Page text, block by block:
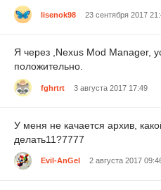
lisenok98 23 сентября 2017
Я через ,Nexus Mod Manager,
положительно.
fghrtrt 3 августа 2017 17:49
У меня не качается архив,
делать11?7777
Evil-AnGel 2 августа 2017